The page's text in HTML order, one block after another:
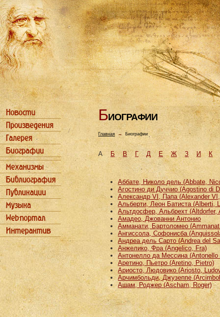
БИОГРАФИИ
Главная→ Биографии
АБ В Г Д Е Ж З И К
Аббате, Николо дель (Abbate,
Агостино ди Дуччио (Agostino di
Александр VI, Папа (Alexander
Альберти, Леон Батиста (Alberti,
Альтдосфер, Альбрехт (Altdorfer,
Амадео, Джованни Антонио
Амманати, Бартоломео
Ангиссола, Софонисба
Андреа дель Сарто (Andrea del
Анжелико, Фра (Angelico, Fra)
Антонелло да Мессина (Antonello
Аретино, Пьетро (Aretino, Pietro)
Ариосто, Людовико (Ariosto,
Арчимбольди, Джузеппе
Ашам, Роджер (Ascham, Roger)